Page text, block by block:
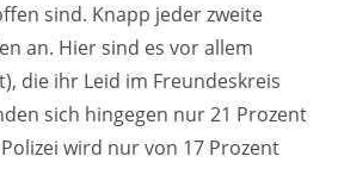
sind. Knapp jeder zweite
an. Hier sind es vor allem
die ihr Leid im Freundeskreis
sich hingegen nur 21 Prozent
wird nur von 17 Prozent